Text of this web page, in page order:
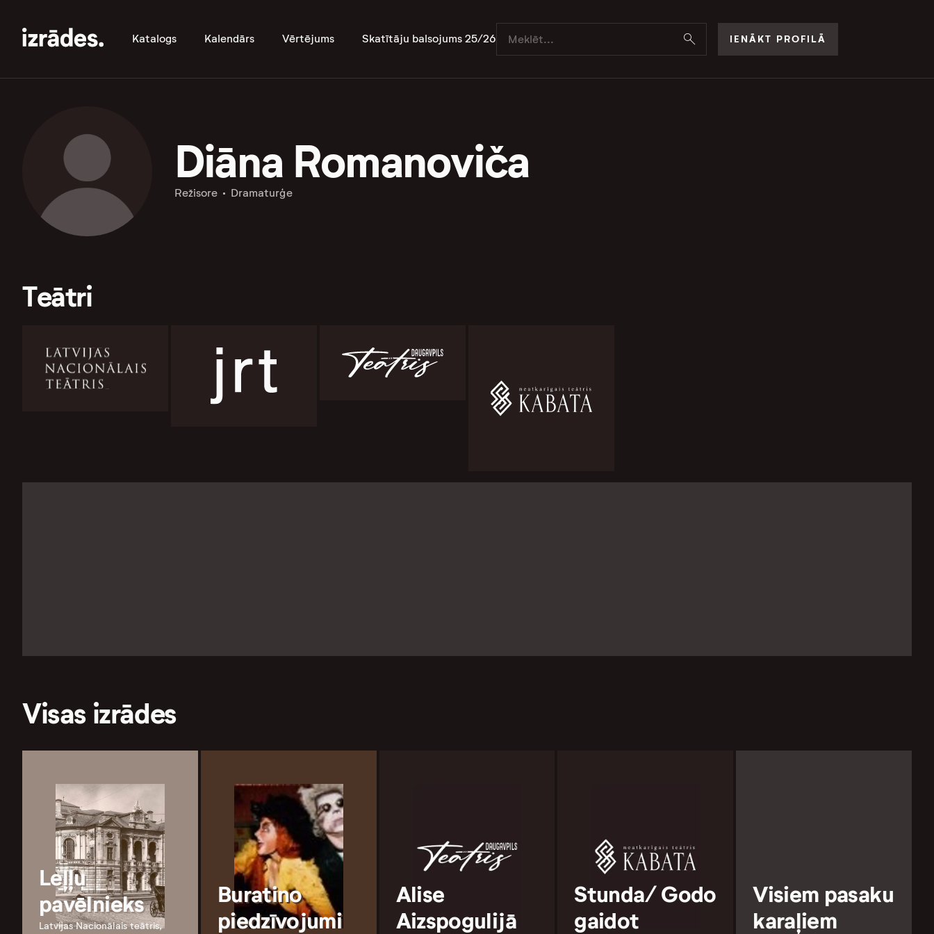
Katalogs Kalendārs Vērtējums Skatītāju balsojums 25/26 IENĀKT PROFILĀ
Diāna Romanoviča
Režisore Dramaturģe
Teātri
Visas izrādes
Leļļu
pavēlnieks
Latvijas Nacionālais teātris,
Buratino
piedzīvojumi
Alise
Aizspogulijā
Stunda/ Godo
gaidot
Visiem pasaku
karaļiem